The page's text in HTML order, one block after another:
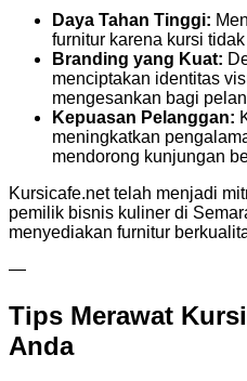
Daya Tahan Tinggi:
furnitur karena kursi
Branding yang Kuat:
menciptakan identitas
mengesankan bagi
Kepuasan Pelanggan:
meningkatkan
mendorong kunjungan
Kursicafe.net telah menjadi
pemilik bisnis kuliner di
menyediakan furnitur
—
Tips Merawat
Anda